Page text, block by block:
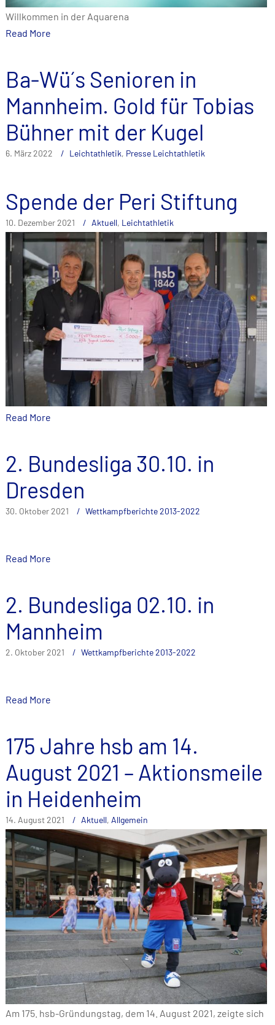
Willkommen in der Aquarena
Read More
Ba-Wü´s Senioren in
Mannheim. Gold für Tobias
Bühner mit der Kugel
6. März 2022 Leichtathletik, Presse Leichtathletik
Spende der Peri Stiftung
10. Dezember 2021 Aktuell, Leichtathletik
Read More
2. Bundesliga 30.10. in
Dresden
30. Oktober 2021 Wettkampfberichte 2013-2022
Read More
2. Bundesliga 02.10. in
Mannheim
2. Oktober 2021 Wettkampfberichte 2013-2022
Read More
175 Jahre hsb am 14.
August 2021 – Aktionsmeile
in Heidenheim
14. August 2021 Aktuell, Allgemein
Am 175. hsb-Gründungstag, dem 14. August 2021, zeigte sich